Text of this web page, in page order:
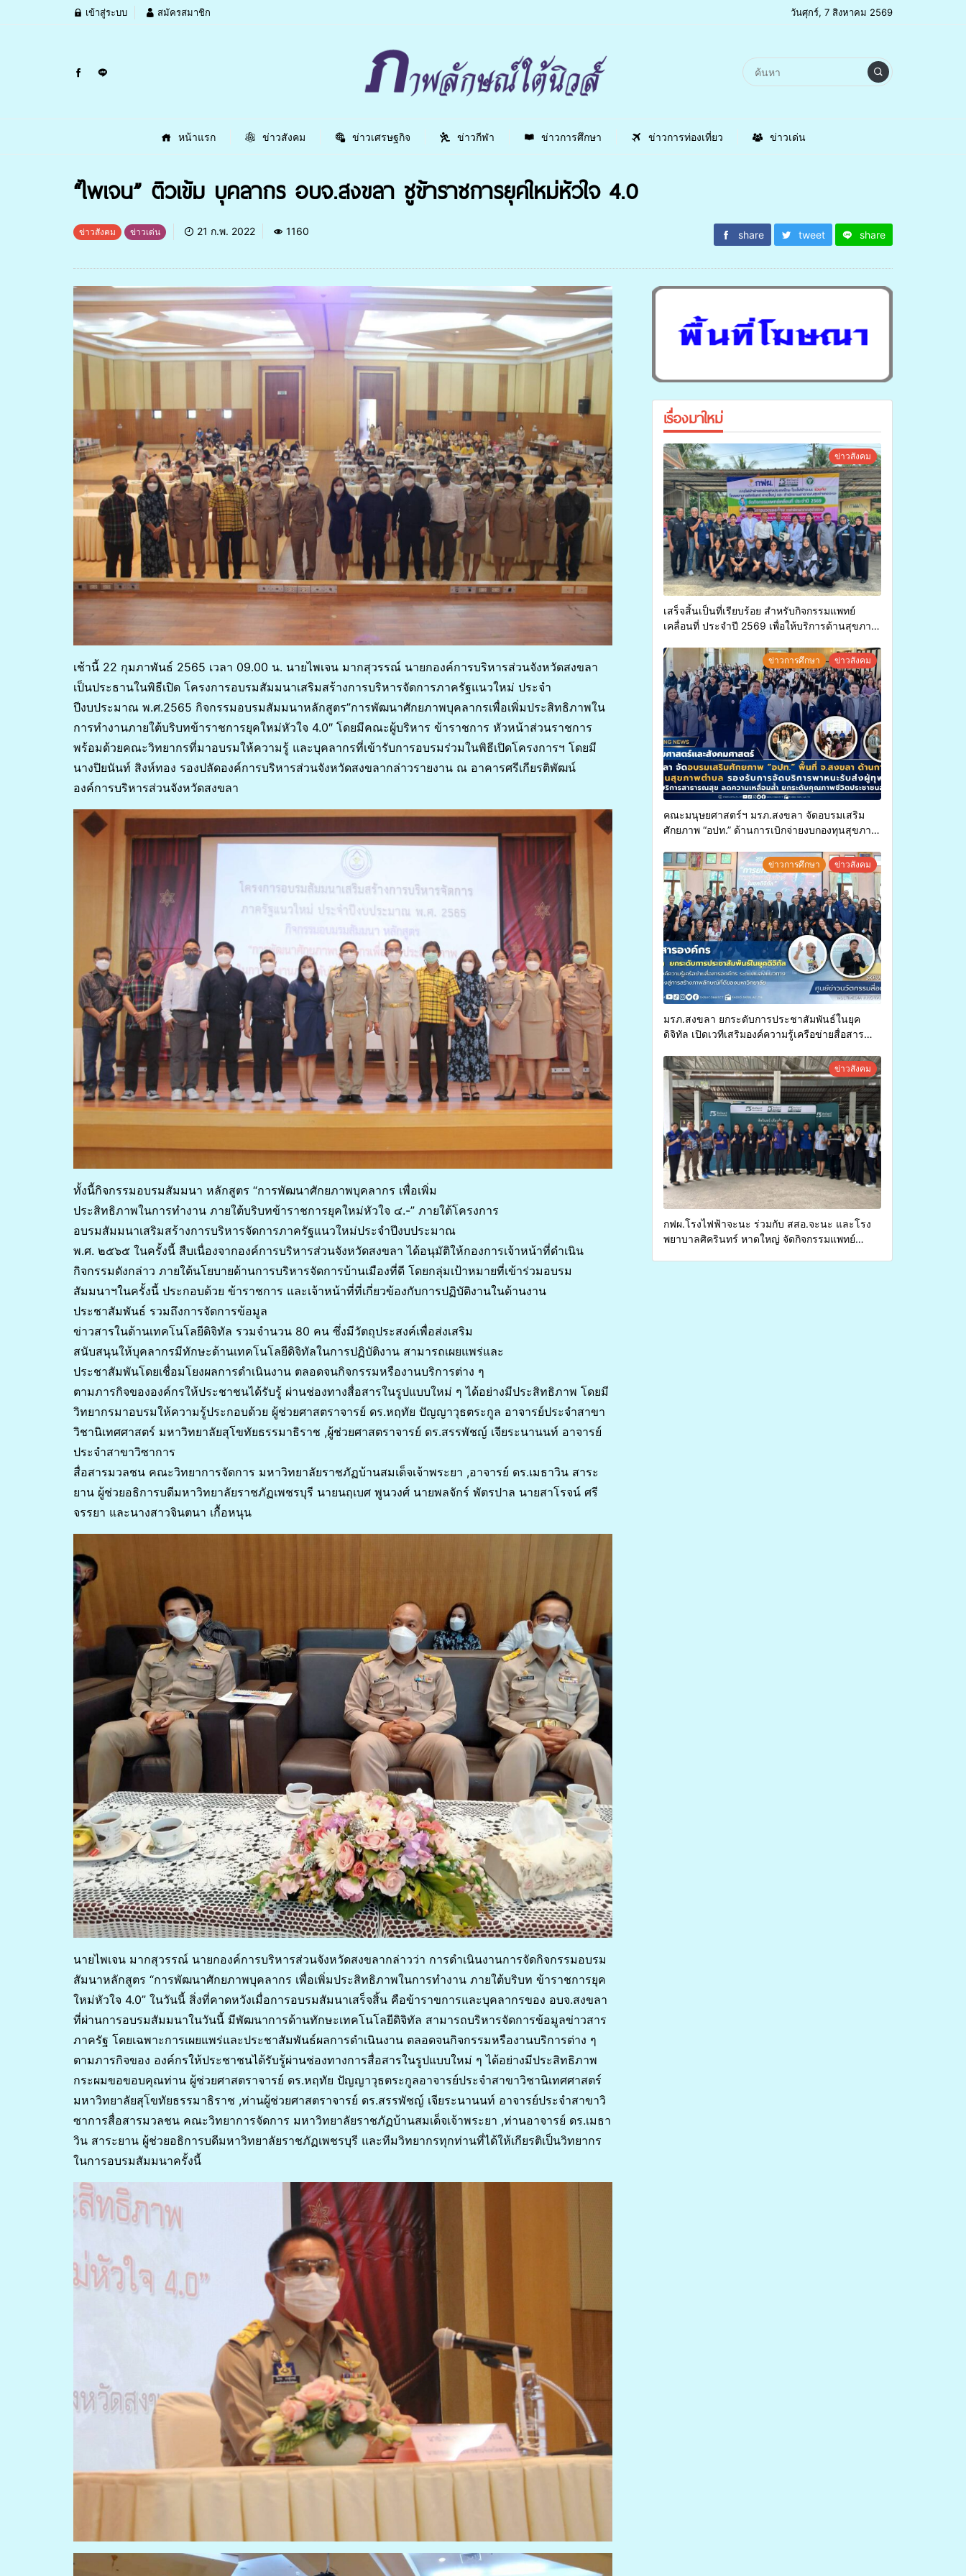
เข้าสู่ระบบ สมัครสมาชิก วันศุกร์, 7 สิงหาคม 2569
หน้าแรก ข่าวสังคม ข่าวเศรษฐกิจ ข่าวกีฬา ข่าวการศึกษา ข่าวการท่องเที่ยว ข่าวเด่น
“ไพเจน” ติวเข้ม บุคลากร อบจ.สงขลา ชูข้าราชการยุคใหม่หัวใจ 4.0
ข่าวสังคม ข่าวเด่น 21 ก.พ. 2022 1160 share tweet share
เช้านี้ 22 กุมภาพันธ์ 2565 เวลา 09.00 น. นายไพเจน มากสุวรรณ์ นายกองค์การบริหารส่วนจังหวัดสงขลา
เป็นประธานในพิธีเปิด โครงการอบรมสัมมนาเสริมสร้างการบริหารจัดการภาครัฐแนวใหม่ ประจำ
ปีงบประมาณ พ.ศ.2565 กิจกรรมอบรมสัมมนาหลักสูตร”การพัฒนาศักยภาพบุคลากรเพื่อเพิ่มประสิทธิภาพใน
การทำงานภายใต้บริบทข้าราชการยุคใหม่หัวใจ 4.0″ โดยมีคณะผู้บริหาร ข้าราชการ หัวหน้าส่วนราชการ
พร้อมด้วยคณะวิทยากรที่มาอบรมให้ความรู้ และบุคลากรที่เข้ารับการอบรมร่วมในพิธีเปิดโครงการฯ โดยมี
นางปิยนันท์ สิงห์ทอง รองปลัดองค์การบริหารส่วนจังหวัดสงขลากล่าวรายงาน ณ อาคารศรีเกียรติพัฒน์
องค์การบริหารส่วนจังหวัดสงขลา
ทั้งนี้กิจกรรมอบรมสัมมนา หลักสูตร “การพัฒนาศักยภาพบุคลากร เพื่อเพิ่ม
ประสิทธิภาพในการทำงาน ภายใต้บริบทข้าราชการยุคใหม่หัวใจ ๔.-” ภายใต้โครงการ
อบรมสัมมนาเสริมสร้างการบริหารจัดการภาครัฐแนวใหม่ประจำปีงบประมาณ
พ.ศ. ๒๕๖๕ ในครั้งนี้ สืบเนื่องจากองค์การบริหารส่วนจังหวัดสงขลา ได้อนุมัติให้กองการเจ้าหน้าที่ดำเนิน
กิจกรรมดังกล่าว ภายใต้นโยบายด้านการบริหารจัดการบ้านเมืองที่ดี โดยกลุ่มเป้าหมายที่เข้าร่วมอบรม
สัมมนาฯในครั้งนี้ ประกอบด้วย ข้าราชการ และเจ้าหน้าที่ที่เกี่ยวข้องกับการปฏิบัติงานในด้านงาน
ประชาสัมพันธ์ รวมถึงการจัดการข้อมูล
ข่าวสารในด้านเทคโนโลยีดิจิทัล รวมจำนวน 80 คน ซึ่งมีวัตถุประสงค์เพื่อส่งเสริม
สนับสนุนให้บุคลากรมีทักษะด้านเทคโนโลยีดิจิทัลในการปฏิบัติงาน สามารถเผยแพร่และ
ประชาสัมพันโดยเชื่อมโยงผลการดำเนินงาน ตลอดจนกิจกรรมหรืองานบริการต่าง ๆ
ตามภารกิจขององค์กรให้ประชาชนได้รับรู้ ผ่านช่องทางสื่อสารในรูปแบบใหม่ ๆ ได้อย่างมีประสิทธิภาพ โดยมี
วิทยากรมาอบรมให้ความรู้ประกอบด้วย ผู้ช่วยศาสตราจารย์ ดร.หฤทัย ปัญญาวุธตระกูล อาจารย์ประจำสาขา
วิชานิเทศศาสตร์ มหาวิทยาลัยสุโขทัยธรรมาธิราช ,ผู้ช่วยศาสตราจารย์ ดร.สรรพัชญ์ เจียระนานนท์ อาจารย์
ประจำสาขาวิซาการ
สื่อสารมวลชน คณะวิทยาการจัดการ มหาวิทยาลัยราชภัฏบ้านสมเด็จเจ้าพระยา ,อาจารย์ ดร.เมธาวิน สาระ
ยาน ผู้ช่วยอธิการบดีมหาวิทยาลัยราชภัฏเพชรบุรี นายนฤเบศ พูนวงศ์ นายพลจักร์ พัตรปาล นายสาโรจน์ ศรี
จรรยา และนางสาวจินตนา เกื้อหนุน
นายไพเจน มากสุวรรณ์ นายกองค์การบริหารส่วนจังหวัดสงขลากล่าวว่า การดำเนินงานการจัดกิจกรรมอบรม
สัมนาหลักสูตร “การพัฒนาศักยภาพบุคลากร เพื่อเพิ่มประสิทธิภาพในการทำงาน ภายใต้บริบท ข้าราชการยุค
ใหม่หัวใจ 4.0” ในวันนี้ สิ่งที่คาดหวังเมื่อการอบรมสัมนาเสร็จสิ้น คือข้าราขการและบุคลากรของ อบจ.สงขลา
ที่ผ่านการอบรมสัมมนาในวันนี้ มีพัฒนาการด้านทักษะเทคโนโลยีดิจิทัล สามารถบริหารจัดการข้อมูลข่าวสาร
ภาครัฐ โดยเฉพาะการเผยแพร่และประชาสัมพันธ์ผลการดำเนินงาน ตลอดจนกิจกรรมหรืองานบริการต่าง ๆ
ตามภารกิจของ องค์กรให้ประชาชนได้รับรู้ผ่านช่องทางการสื่อสารในรูปแบบใหม่ ๆ ได้อย่างมีประสิทธิภาพ
กระผมขอขอบคุณท่าน ผู้ช่วยศาสตราจารย์ ดร.หฤทัย ปัญญาวุธตระกูลอาจารย์ประจำสาขาวิชานิเทศศาสตร์
มหาวิทยาลัยสุโขทัยธรรมาธิราช ,ท่านผู้ช่วยศาสตราจารย์ ดร.สรรพัชญ์ เจียระนานนท์ อาจารย์ประจำสาขาวิ
ซาการสื่อสารมวลชน คณะวิทยาการจัดการ มหาวิทยาลัยราชภัฏบ้านสมเด็จเจ้าพระยา ,ท่านอาจารย์ ดร.เมธา
วิน สาระยาน ผู้ช่วยอธิการบดีมหาวิทยาลัยราชภัฏเพชรบุรี และทีมวิทยากรทุกท่านที่ได้ให้เกียรติเป็นวิทยากร
ในการอบรมสัมมนาครั้งนี้
เรื่องมาใหม่
ข่าวสังคม
เสร็จสิ้นเป็นที่เรียบร้อย สำหรับกิจกรรมแพทย์
เคลื่อนที่ ประจำปี 2569 เพื่อให้บริการด้านสุขภาพ
ข่าวการศึกษา ข่าวสังคม
คณะมนุษยศาสตร์ฯ มรภ.สงขลา จัดอบรมเสริม
ศักยภาพ “อปท.” ด้านการเบิกจ่ายงบกองทุนสุขภาพ
ทุพพลภาพเพื่อเข้ารับบริการสาธารณสุข ลดความ
เหลื่อมล้ำ ยกระดับคุณภาพชีวิตประชาชนอย่าง
ยั่งยืน
ข่าวการศึกษา ข่าวสังคม
มรภ.สงขลา ยกระดับการประชาสัมพันธ์ในยุค
ดิจิทัล เปิดเวทีเสริมองค์ความรู้เครือข่ายสื่อสาร
การสร้างภาพลักษณ์ที่ดีของมหาวิทยาลัยข่าวสังคม
กฟผ.โรงไฟฟ้าจะนะ ร่วมกับ สสอ.จะนะ และโรง
พยาบาลศิครินทร์ หาดใหญ่ จัดกิจกรรมแพทย์